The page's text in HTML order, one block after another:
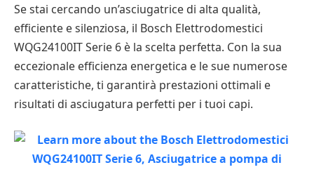
Se stai cercando un’asciugatrice di alta qualità,
efficiente e silenziosa, il Bosch Elettrodomestici
WQG24100IT Serie 6 è la scelta perfetta. Con la sua
eccezionale efficienza energetica e le sue numerose
caratteristiche, ti garantirà prestazioni ottimali e
risultati di asciugatura perfetti per i tuoi capi.